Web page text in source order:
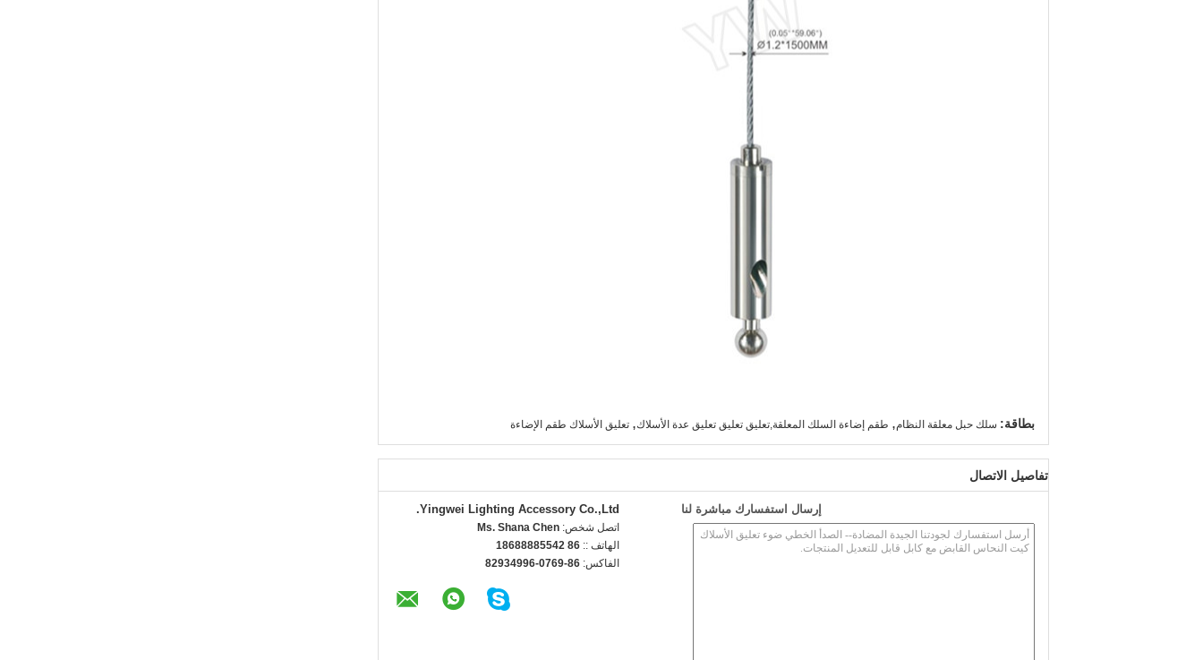
بطاقة: سلك حبل معلقة النظام, طقم إضاءة السلك المعلقة,تعليق تعليق تعليق عدة الأسلاك, تعليق الأسلاك طقم الإضاءة
تفاصيل الاتصال
Yingwei Lighting Accessory Co.,Ltd.
اتصل شخص: Ms. Shana Chen
الهاتف :: 86 18688885542
الفاكس: 86-0769-82934996
إرسال استفسارك مباشرة لنا